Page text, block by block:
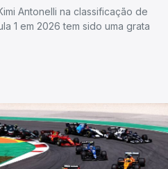
Antonelli na classificação de
1 em 2026 tem sido uma grata